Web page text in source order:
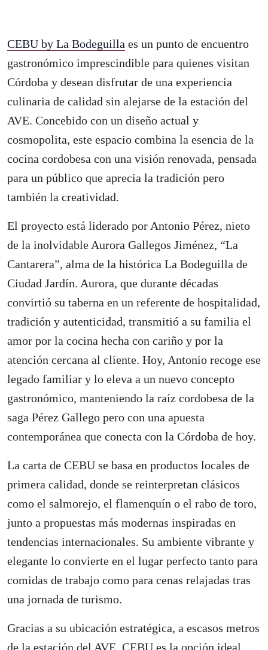
CEBU by La Bodeguilla es un punto de encuentro
gastronómico imprescindible para quienes visitan
Córdoba y desean disfrutar de una experiencia
culinaria de calidad sin alejarse de la estación del
AVE. Concebido con un diseño actual y
cosmopolita, este espacio combina la esencia de la
cocina cordobesa con una visión renovada, pensada
para un público que aprecia la tradición pero
también la creatividad.
El proyecto está liderado por Antonio Pérez, nieto
de la inolvidable Aurora Gallegos Jiménez, “La
Cantarera”, alma de la histórica La Bodeguilla de
Ciudad Jardín. Aurora, que durante décadas
convirtió su taberna en un referente de hospitalidad,
tradición y autenticidad, transmitió a su familia el
amor por la cocina hecha con cariño y por la
atención cercana al cliente. Hoy, Antonio recoge ese
legado familiar y lo eleva a un nuevo concepto
gastronómico, manteniendo la raíz cordobesa de la
saga Pérez Gallego pero con una apuesta
contemporánea que conecta con la Córdoba de hoy.
La carta de CEBU se basa en productos locales de
primera calidad, donde se reinterpretan clásicos
como el salmorejo, el flamenquín o el rabo de toro,
junto a propuestas más modernas inspiradas en
tendencias internacionales. Su ambiente vibrante y
elegante lo convierte en el lugar perfecto tanto para
comidas de trabajo como para cenas relajadas tras
una jornada de turismo.
Gracias a su ubicación estratégica, a escasos metros
de la estación del AVE, CEBU es la opción ideal